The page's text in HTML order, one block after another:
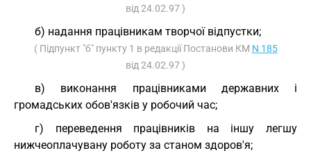
від 24.02.97 )
б) надання працівникам творчої відпустки;
( Підпункт "б" пункту 1 в редакції Постанови КМ N 185
від 24.02.97 )
в) виконання працівниками державних і
громадських обов'язків у робочий час;
г) переведення працівників на іншу легшу
нижчеоплачувану роботу за станом здоров'я;